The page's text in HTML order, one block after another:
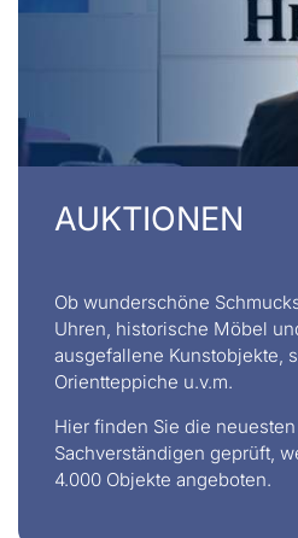
AUKTIONEN
Ob wunderschöne
Uhren, historische Möbel
ausgefallene Kunstobjekte,
Orientteppiche u.v.m.
Hier finden Sie die
Sachverständigen geprüft,
4.000 Objekte angeboten.